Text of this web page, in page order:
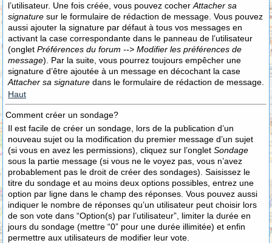
l’utilisateur. Une fois créée, vous pouvez cocher Attacher sa
signature sur le formulaire de rédaction de message. Vous pouvez
aussi ajouter la signature par défaut à tous vos messages en
activant la case correspondante dans le panneau de l’utilisateur
(onglet Préférences du forum --> Modifier les préférences de
message). Par la suite, vous pourrez toujours empêcher une
signature d’être ajoutée à un message en décochant la case
Attacher sa signature dans le formulaire de rédaction de message.
Haut
Comment créer un sondage?
Il est facile de créer un sondage, lors de la publication d’un
nouveau sujet ou la modification du premier message d’un sujet
(si vous en avez les permissions), cliquez sur l’onglet Sondage
sous la partie message (si vous ne le voyez pas, vous n’avez
probablement pas le droit de créer des sondages). Saisissez le
titre du sondage et au moins deux options possibles, entrez une
option par ligne dans le champ des réponses. Vous pouvez aussi
indiquer le nombre de réponses qu’un utilisateur peut choisir lors
de son vote dans “Option(s) par l’utilisateur”, limiter la durée en
jours du sondage (mettre “0” pour une durée illimitée) et enfin
permettre aux utilisateurs de modifier leur vote.